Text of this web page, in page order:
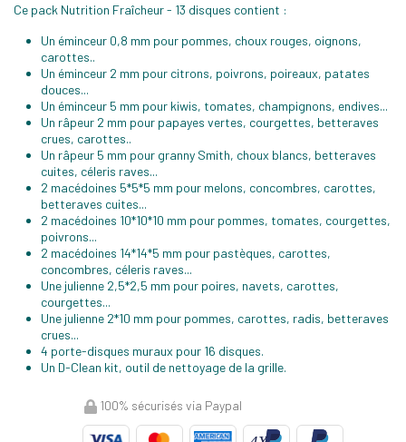
Ce pack Nutrition Fraîcheur - 13 disques contient :
Un éminceur 0,8 mm pour pommes, choux rouges, oignons,
carottes..
Un éminceur 2 mm pour citrons, poivrons, poireaux, patates
douces...
Un éminceur 5 mm pour kiwis, tomates, champignons, endives...
Un râpeur 2 mm pour papayes vertes, courgettes, betteraves
crues, carottes..
Un râpeur 5 mm pour granny Smith, choux blancs, betteraves
cuites, céleris raves...
2 macédoines 5*5*5 mm pour melons, concombres, carottes,
betteraves cuites...
2 macédoines 10*10*10 mm pour pommes, tomates, courgettes,
poivrons...
2 macédoines 14*14*5 mm pour pastèques, carottes,
concombres, céleris raves...
Une julienne 2,5*2,5 mm pour poires, navets, carottes,
courgettes...
Une julienne 2*10 mm pour pommes, carottes, radis, betteraves
crues...
4 porte-disques muraux pour 16 disques.
Un D-Clean kit, outil de nettoyage de la grille.
100% sécurisés via Paypal